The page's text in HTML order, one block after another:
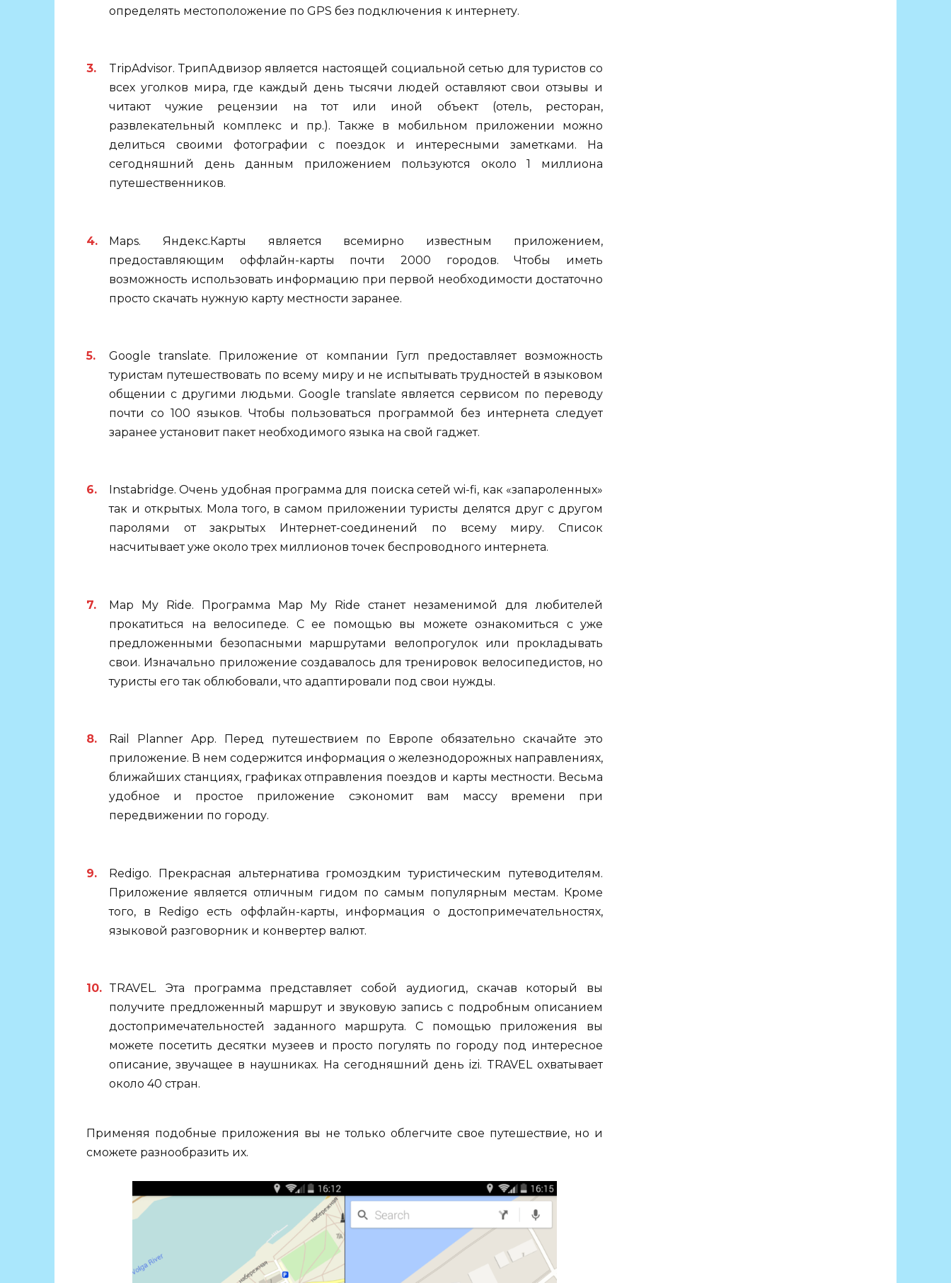
определять местоположение по GPS без подключения к интернету.
TripAdvisor. ТрипАдвизор является настоящей социальной сетью для туристов со
всех уголков мира, где каждый день тысячи людей оставляют свои отзывы и
читают чужие рецензии на тот или иной объект (отель, ресторан,
развлекательный комплекс и пр.). Также в мобильном приложении можно
делиться своими фотографии с поездок и интересными заметками. На
сегодняшний день данным приложением пользуются около 1 миллиона
путешественников.
Maps. Яндекс.Карты является всемирно известным приложением,
предоставляющим оффлайн-карты почти 2000 городов. Чтобы иметь
возможность использовать информацию при первой необходимости достаточно
просто скачать нужную карту местности заранее.
Google translate. Приложение от компании Гугл предоставляет возможность
туристам путешествовать по всему миру и не испытывать трудностей в языковом
общении с другими людьми. Google translate является сервисом по переводу
почти со 100 языков. Чтобы пользоваться программой без интернета следует
заранее установит пакет необходимого языка на свой гаджет.
Instabridge. Очень удобная программа для поиска сетей wi-fi, как «запароленных»
так и открытых. Мола того, в самом приложении туристы делятся друг с другом
паролями от закрытых Интернет-соединений по всему миру. Список
насчитывает уже около трех миллионов точек беспроводного интернета.
Map My Ride. Программа Map My Ride станет незаменимой для любителей
прокатиться на велосипеде. С ее помощью вы можете ознакомиться с уже
предложенными безопасными маршрутами велопрогулок или прокладывать
свои. Изначально приложение создавалось для тренировок велосипедистов, но
туристы его так облюбовали, что адаптировали под свои нужды.
Rail Planner App. Перед путешествием по Европе обязательно скачайте это
приложение. В нем содержится информация о железнодорожных направлениях,
ближайших станциях, графиках отправления поездов и карты местности. Весьма
удобное и простое приложение сэкономит вам массу времени при
передвижении по городу.
Redigo. Прекрасная альтернатива громоздким туристическим путеводителям.
Приложение является отличным гидом по самым популярным местам. Кроме
того, в Redigo есть оффлайн-карты, информация о достопримечательностях,
языковой разговорник и конвертер валют.
TRAVEL. Эта программа представляет собой аудиогид, скачав который вы
получите предложенный маршрут и звуковую запись с подробным описанием
достопримечательностей заданного маршрута. С помощью приложения вы
можете посетить десятки музеев и просто погулять по городу под интересное
описание, звучащее в наушниках. На сегодняшний день izi. TRAVEL охватывает
около 40 стран.
Применяя подобные приложения вы не только облегчите свое путешествие, но и
сможете разнообразить их.